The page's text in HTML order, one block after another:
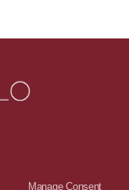
Manage Consent